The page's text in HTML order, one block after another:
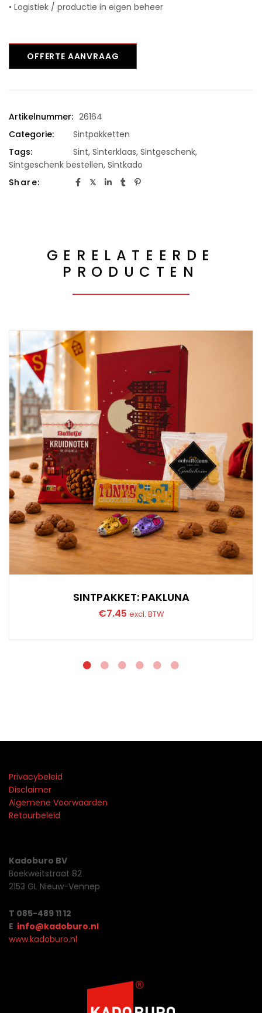
• Logistiek / productie in eigen beheer
OFFERTE AANVRAAG
Artikelnummer: 26164
Categorie:
Sintpakketten
Tags:
Sint, Sinterklaas, Sintgeschenk,
Sintgeschenk bestellen, Sintkado
Share:
GERELATEERDE
PRODUCTEN
SINTPAKKET: PAKLUNA
€7.45 excl. BTW
Privacybeleid
Disclaimer
Algemene Voorwaarden
Retourbeleid
Kadoburo BV
Boekweitstraat 82
2153 GL Nieuw-Vennep
T 085-489 11 12
E info@kadoburo.nl
www.kadoburo.nl